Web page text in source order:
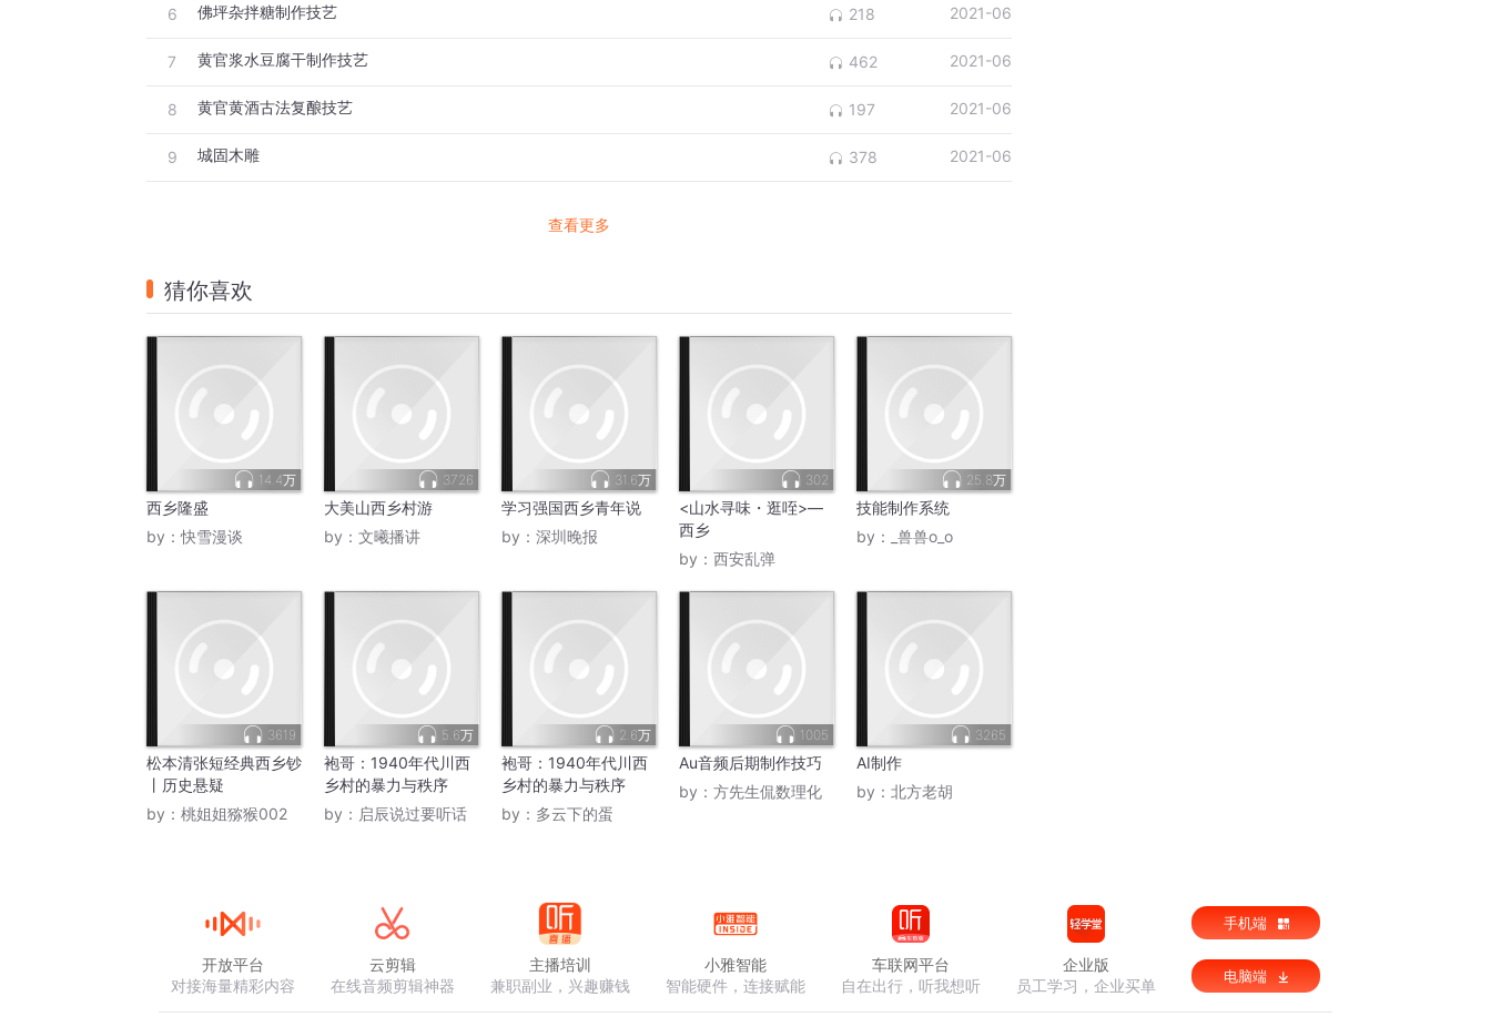
6 佛坪杂拌糖制作技艺 218 2021-06
7 黄官浆水豆腐干制作技艺 462 2021-06
8 黄官黄酒古法复酿技艺 197 2021-06
9 城固木雕 378 2021-06
查看更多
猜你喜欢
14.4万
西乡隆盛
by：快雪漫谈
3726
大美山西乡村游
by： 文曦播讲
31.6万
学习强国西乡青年说
by： 深圳晚报
302
<山水寻味・逛咥>—
西乡
by： 西安乱弹
25.8万
技能制作系统
by：
_兽兽o_o
3619
松本清张短经典西乡钞
丨历史悬疑
by： 桃姐姐猕猴002
5.6万
袍哥：1940年代川西
乡村的暴力与秩序
by： 启辰说过要听话
2.6万
袍哥：1940年代川西
乡村的暴力与秩序
by： 多云下的蛋
1005
Au音频后期制作技巧
by： 方先生侃数理化
3265
AI制作
by： 北方老胡
开放平台
对接海量精彩内容
云剪辑
在线音频剪辑神器
主播培训
兼职副业，兴趣赚钱
小雅智能
智能硬件，连接赋能
车联网平台
自在出行，听我想听
企业版
员工学习，企业买单
手机端
电脑端